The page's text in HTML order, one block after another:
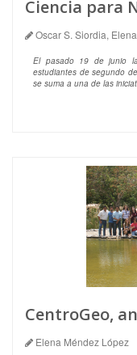
Oscar S. Siordia,
El pasado 19 de junio
estudiantes de segundo
se suma a una de las
Elena Méndez López